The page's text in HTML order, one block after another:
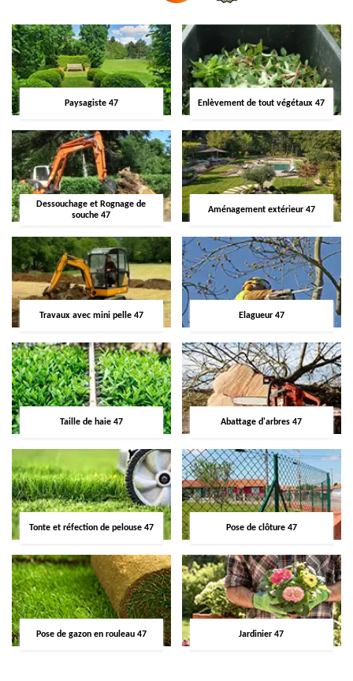
Paysagiste 47 Enlèvement de tout végétaux 47
Dessouchage et Rognage de
souche 47
Aménagement extérieur 47
Travaux avec mini pelle 47 Elagueur 47
Taille de haie 47 Abattage d'arbres 47
Tonte et réfection de pelouse 47 Pose de clôture 47
Pose de gazon en rouleau 47 Jardinier 47